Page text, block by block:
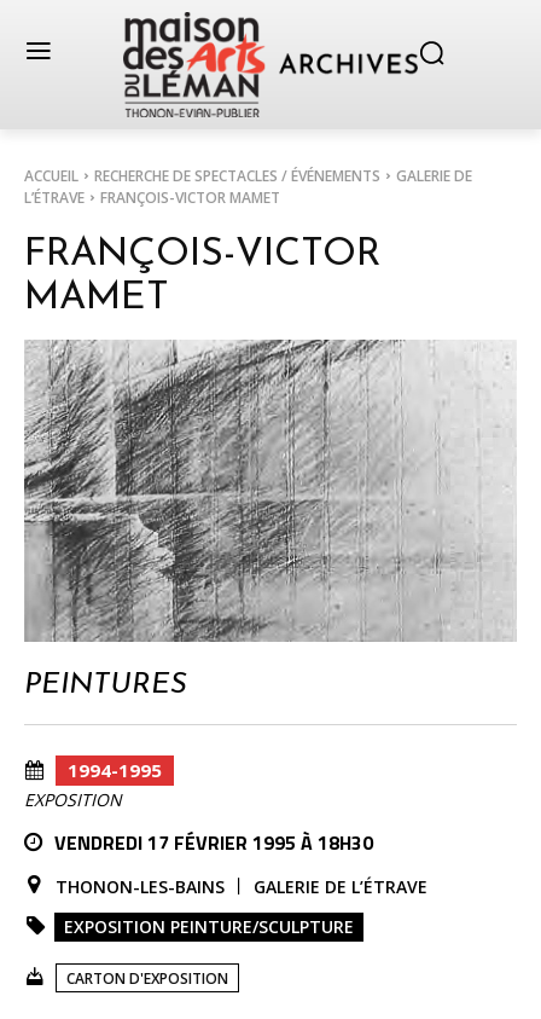
ACCUEIL RECHERCHE DE SPECTACLES / ÉVÉNEMENTS
GALERIE DE
L’ÉTRAVE
FRANÇOIS-VICTOR MAMET
FRANÇOIS-VICTOR
MAMET
PEINTURES
1994-1995
EXPOSITION
VENDREDI 17 FÉVRIER 1995 À 18H30
THONON-LES-BAINS
GALERIE DE L’ÉTRAVE
EXPOSITION PEINTURE/SCULPTURE
CARTON D'EXPOSITION